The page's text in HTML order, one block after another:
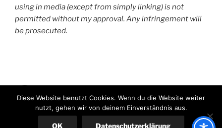
using in media (except from simply linking) is not
permitted without my approval. Any infringement will
be prosecuted.
Stolz präsentiert von WordPress
Diese Website benutzt Cookies. Wenn du die Website weiter
nutzt, gehen wir von deinem Einverständnis aus.
OK Datenschutzerklärung